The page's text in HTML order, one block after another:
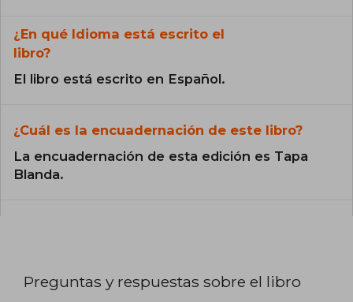
¿En qué Idioma está escrito el
libro?
El libro está escrito en Español.
¿Cuál es la encuadernación de este libro?
La encuadernación de esta edición es Tapa
Blanda.
Preguntas y respuestas sobre el libro